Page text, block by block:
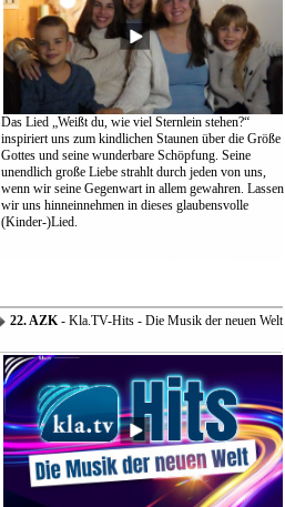
Das Lied „Weißt du, wie viel Sternlein stehen?“
inspiriert uns zum kindlichen Staunen über die Größe
Gottes und seine wunderbare Schöpfung. Seine
unendlich große Liebe strahlt durch jeden von uns,
wenn wir seine Gegenwart in allem gewahren. Lassen
wir uns hinneinnehmen in dieses glaubensvolle
(Kinder-)Lied.
22. AZK- Kla.TV-Hits - Die Musik der neuen Welt